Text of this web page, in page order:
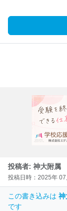
投稿者: 神大附属
投稿日時：2025年
この書き込みは 神
です